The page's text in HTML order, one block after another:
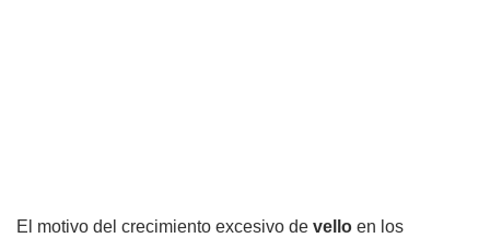
El motivo del crecimiento excesivo de vello en los